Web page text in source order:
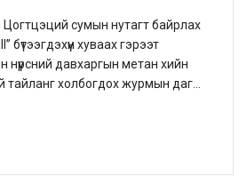
хийн (НДМХ)
тайлан
сумын нутагт байрлах
хуваах гэрээт
нүүрсний давхаргын метан хийн
тайланг холбогдох журмын дагуу
батлууллаа.